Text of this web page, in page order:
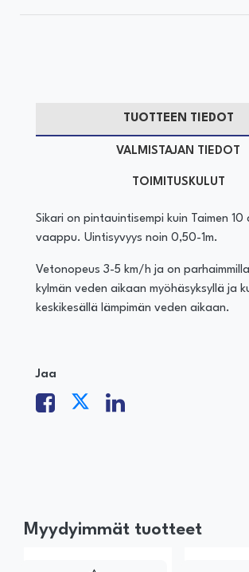
TUOTTEEN TIEDOT
VALMISTAJAN TIEDOT
TOIMITUSKULUT
Sikari on pintauintisempi kuin Taimen 10
vaappu. Uintisyvyys noin 0,50-1m.
Vetonopeus 3-5 km/h ja on
kylmän veden aikaan myöhäsyksyllä ja
keskikesällä lämpimän veden aikaan.
Jaa
Myydyimmät tuotteet